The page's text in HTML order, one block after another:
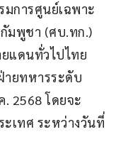
การศูนย์เฉพาะ
มพูชา (ศบ.ทก.)
แดนทั่วไปไทย
ายทหารระดับ
2568 โดยจะ
เทศ ระหว่างวันที่